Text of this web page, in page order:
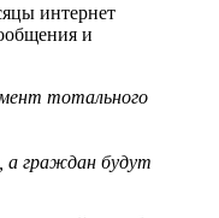
интернет
и
тотального
а граждан будут